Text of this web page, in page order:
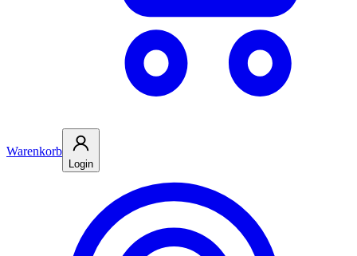
Warenkorb
Login